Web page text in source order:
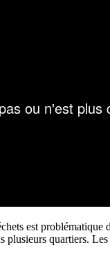
est problématique
plusieurs quartiers.